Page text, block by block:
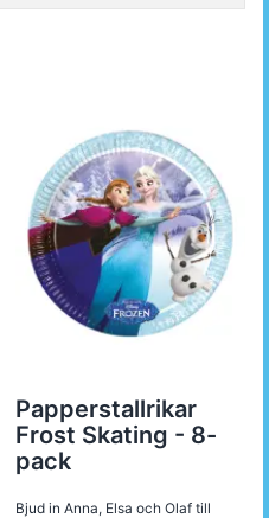
Papperstallrikar
Frost Skating - 8-
pack
Bjud in Anna, Elsa och Olaf till